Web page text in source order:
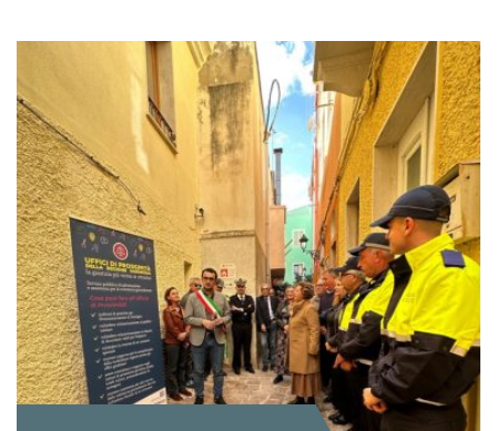
GRANDI EVENTI ISTITUZIONALI
LA REGIONE SARDEGNA ALLA FIERA
TTG DI RIMINI